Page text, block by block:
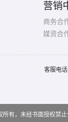
营销
商务合
媒资合
客服电
所有，未经书面授权